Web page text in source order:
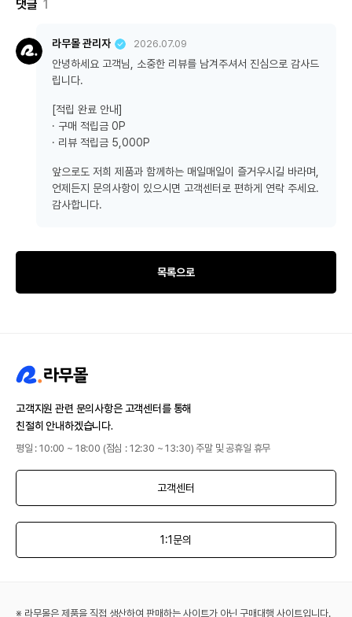
댓글 1
라무몰 관리자 2026.07.09
안녕하세요 고객님, 소중한 리뷰를 남겨주셔서 진심으로 감사드
립니다.
[적립 완료 안내]
· 구매 적립금 0P
· 리뷰 적립금 5,000P
앞으로도 저희 제품과 함께하는 매일매일이 즐거우시길 바라며,
언제든지 문의사항이 있으시면 고객센터로 편하게 연락 주세요.
감사합니다.
목록으로
고객지원 관련 문의사항은 고객센터를 통해
친절히 안내하겠습니다.
평일 : 10:00 ~ 18:00 (점심 : 12:30 ~ 13:30) 주말 및 공휴일 휴무
고객센터
1:1문의
※ 라무몰은 제품을 직접 생산하여 판매하는 사이트가 아닌 구매대행 사이트입니다.